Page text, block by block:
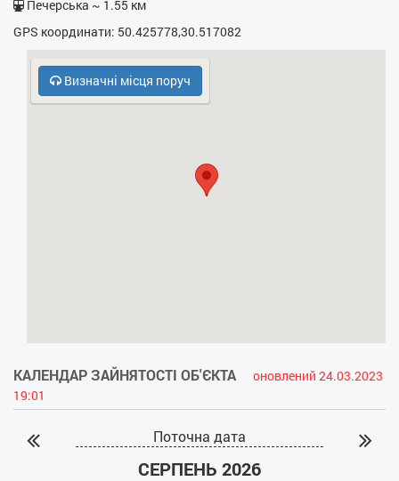
- Прасувальна дошка
- Фен
Печерська ~ 1.55 км
GPS координати: 50.425778,30.517082
Визначні місця поруч
КАЛЕНДАР ЗАЙНЯТОСТІ ОБ'ЄКТА
оновлений 24.03.2023
19:01
Поточна дата
СЕРПЕНЬ 2026